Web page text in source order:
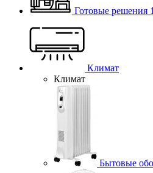
Готовые решения
Климат
Климат
Бытовые